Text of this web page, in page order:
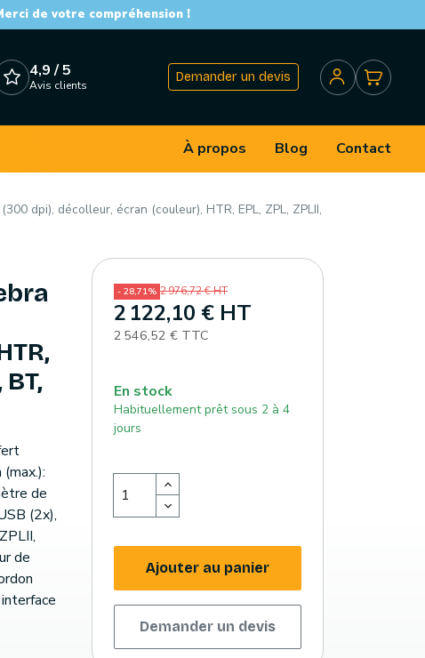
de votre compréhension !
4,9 / 5
Avis clients
Demander un devis
À propos Blog Contact
dpi), décolleur, écran (couleur), HTR, EPL, ZPL, ZPLII,
de
(2x),
de
- 28,71% 2 976,72 € HT
2 122,10 € HT
2 546,52 € TTC
En stock
Habituellement prêt sous 2 à 4
jours
Ajouter au panier
Demander un devis